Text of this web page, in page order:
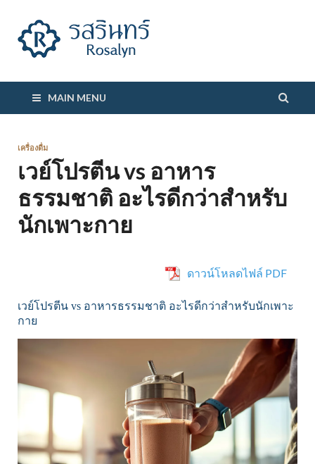
MAIN MENU
เครื่องดื่ม
เวย์โปรตีน vs อาหาร
ธรรมชาติ อะไรดีกว่าสำหรับ
นักเพาะกาย
ดาวน์โหลดไฟล์ PDF
เวย์โปรตีน vs อาหารธรรมชาติ อะไรดีกว่าสำหรับนักเพาะ
กาย